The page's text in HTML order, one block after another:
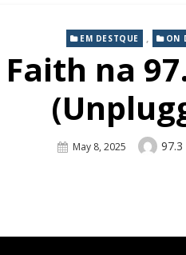
EM DESTQUE , ON
na
Posted
May 8, 2025 97.3